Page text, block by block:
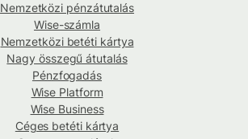
Nemzetközi pénzátutalás
Wise-számla
Nemzetközi betéti kártya
Nagy összegű átutalás
Pénzfogadás
Wise Platform
Wise Business
Céges betéti kártya